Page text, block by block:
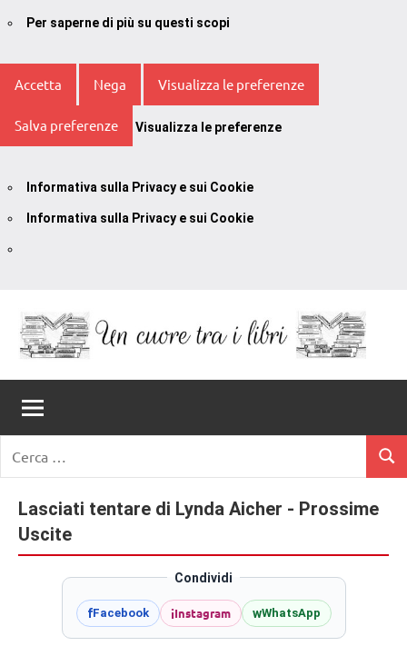
Per saperne di più su questi scopi
Accetta Nega Visualizza le preferenze
Salva preferenze Visualizza le preferenze
Informativa sulla Privacy e sui Cookie
Informativa sulla Privacy e sui Cookie
contenuto
Un
Cuore
Tra
I
Libri
romanzi
romance
e
non
solo.
Recensioni,
per:
Lasciati tentare di Lynda Aicher - Prossime
Uscite
Condividi
fFacebook iInstagram wWhatsApp